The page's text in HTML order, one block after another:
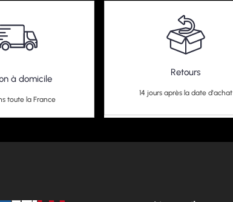
à domicile
toute la France
Retours
14 jours après la date d'achat